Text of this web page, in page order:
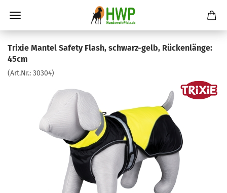
Trixie Mantel Safety Flash, schwarz-gelb, Rückenlänge:
45cm
(Art.Nr.: 30304)